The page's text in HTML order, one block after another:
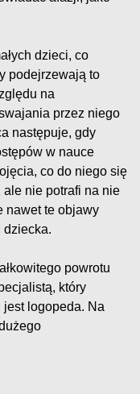
dzieci, co
podejrzewają to
na
przez niego
następuje, gdy
w nauce
co do niego się
ale nie potrafi na nie
nawet te objawy
dziecka.
powrotu
który
jest logopeda. Na